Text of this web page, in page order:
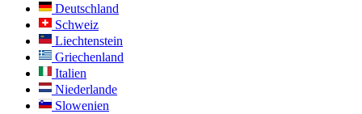
Deutschland
Schweiz
Liechtenstein
Griechenland
Italien
Niederlande
Slowenien